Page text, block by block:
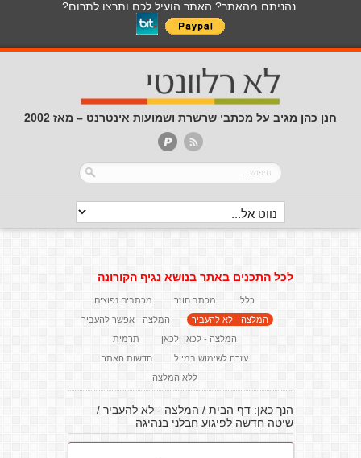
נהניתם מהאתר? האתר הועיל לכם ותרצו לתרום?
חנן כהן מגיב על מכתבי שרשרת ושמועות אינטרנט – מאז 2002
לכל התכנים באתר בנושא נגיף הקורונה
כללי מכתב חוזר
מכתבים נפוצים
המלצה - לא להעביר
המלצה - אפשר להעביר
המלצה - לכאן ולכאן
תרמית
עזרה לשימוש במייל
חדשות האתר
ללא המלצה
הנך כאן:דף הבית / המלצה - לא להעביר /
שיטה חדשה לפיגוע חבלני בנהיגה